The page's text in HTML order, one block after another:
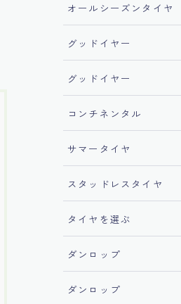
オールシーズンタイヤ
グッドイヤー
グッドイヤー
コンチネンタル
サマータイヤ
スタッドレスタイヤ
タイヤを選ぶ
ダンロップ
ダンロップ